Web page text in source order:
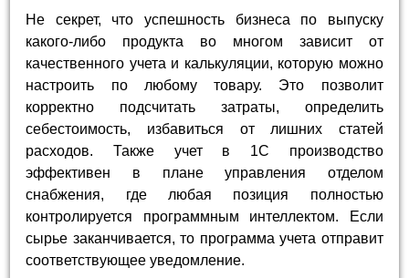
Не секрет, что успешность бизнеса по выпуску
какого-либо продукта во многом зависит от
качественного учета и калькуляции, которую можно
настроить по любому товару. Это позволит
корректно подсчитать затраты, определить
себестоимость, избавиться от лишних статей
расходов. Также учет в 1С производство
эффективен в плане управления отделом
снабжения, где любая позиция полностью
контролируется программным интеллектом. Если
сырье заканчивается, то программа учета отправит
соответствующее уведомление.